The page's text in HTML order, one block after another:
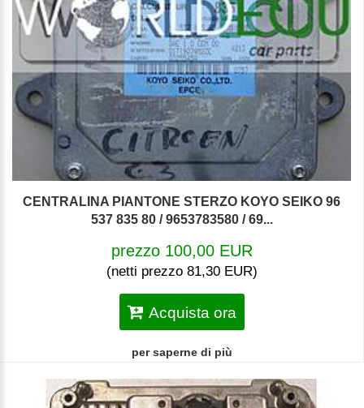
CENTRALINA PIANTONE STERZO KOYO SEIKO 96
537 835 80 / 9653783580 / 69...
prezzo 100,00 EUR
(netti prezzo 81,30 EUR)
Acquista ora
per saperne di più